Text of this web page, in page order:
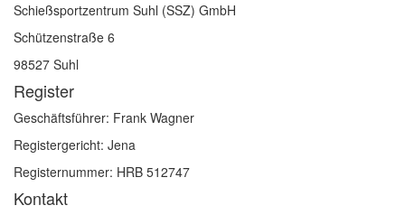
Schießsportzentrum Suhl (SSZ) GmbH
Schützenstraße 6
98527 Suhl
Register
Geschäftsführer: Frank Wagner
Registergericht: Jena
Registernummer: HRB 512747
Kontakt